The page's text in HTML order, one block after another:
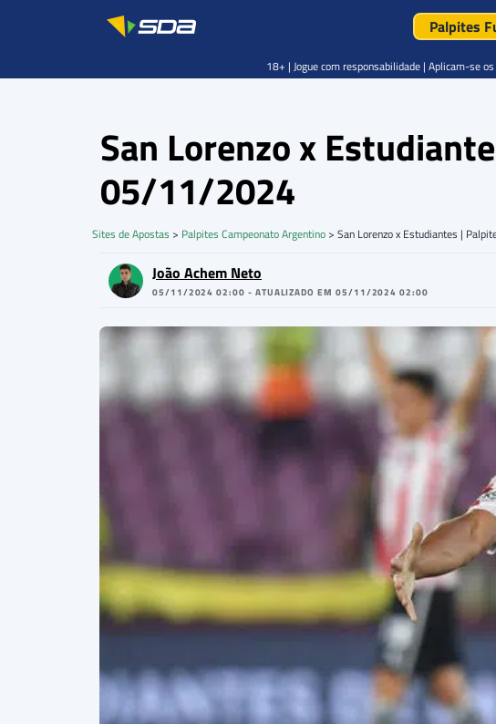
Palpites
San Lorenzo x
05/11/2024
Sites de Apostas > Palpites Campeonato Argentino > San Lorenzo x Estudiantes |
João Achem Neto
05/11/2024 02:00 - ATUALIZADO EM 05/11/2024 02:00
18+ | Jogue com responsabilidade | Aplicam-se